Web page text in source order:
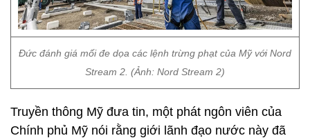
Đức đánh giá mối đe dọa các lệnh trừng phạt của Mỹ với Nord
Stream 2. (Ảnh: Nord Stream 2)
Truyền thông Mỹ đưa tin, một phát ngôn viên của
Chính phủ Mỹ nói rằng giới lãnh đạo nước này đã